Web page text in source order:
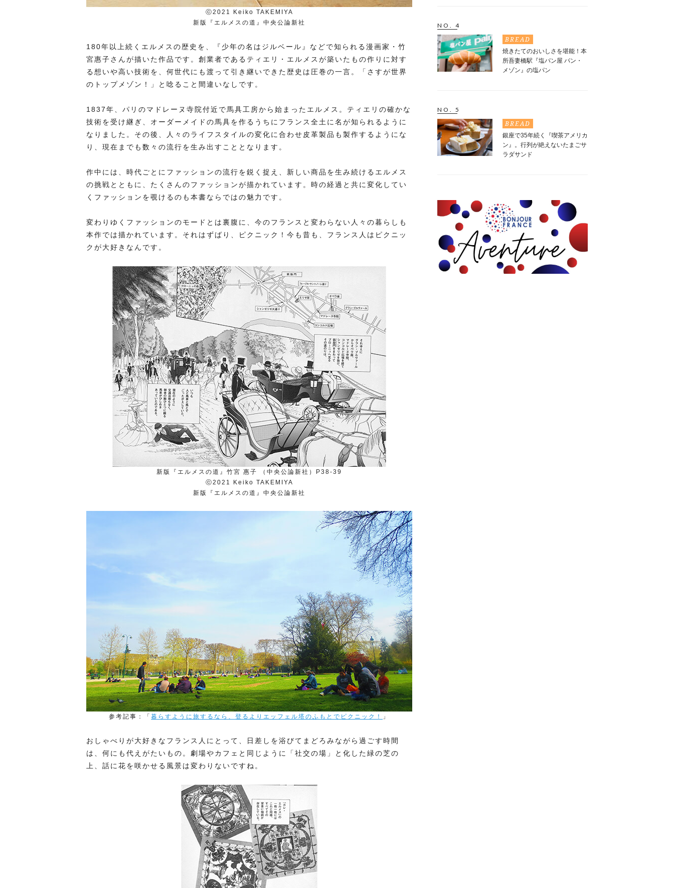
ⓒ2021 Keiko TAKEMIYA
新版『エルメスの道』中央公論新社
180年以上続くエルメスの歴史を、『少年の名はジルベール』などで知られる漫画家・竹
宮惠子さんが描いた作品です。創業者であるティエリ・エルメスが築いたもの作りに対す
る想いや高い技術を、何世代にも渡って引き継いできた歴史は圧巻の一言。「さすが世界
のトップメゾン！」と唸ること間違いなしです。
1837年、パリのマドレーヌ寺院付近で馬具工房から始まったエルメス。ティエリの確かな
技術を受け継ぎ、オーダーメイドの馬具を作るうちにフランス全土に名が知られるように
なりました。その後、人々のライフスタイルの変化に合わせ皮革製品も製作するようにな
り、現在までも数々の流行を生み出すこととなります。
作中には、時代ごとにファッションの流行を鋭く捉え、新しい商品を生み続けるエルメス
の挑戦とともに、たくさんのファッションが描かれています。時の経過と共に変化してい
くファッションを覗けるのも本書ならではの魅力です。
変わりゆくファッションのモードとは裏腹に、今のフランスと変わらない人々の暮らしも
本作では描かれています。それはずばり、ピクニック！今も昔も、フランス人はピクニッ
クが大好きなんです。
新版『エルメスの道』竹宮 惠子 （中央公論新社）P38-39
ⓒ2021 Keiko TAKEMIYA
新版『エルメスの道』中央公論新社
参考記事：「 暮らすように旅するなら、登るよりエッフェル塔のふもとでピクニック！ 」
おしゃべりが大好きなフランス人にとって、日差しを浴びてまどろみながら過ごす時間
は、何にも代えがたいもの。劇場やカフェと同じように「社交の場」と化した緑の芝の
上、話に花を咲かせる風景は変わりないですね。
NO. 4
BREAD
焼きたてのおいしさを堪能！本
所吾妻橋駅『塩パン屋 パン・
メゾン』の塩パン
NO. 5
BREAD
銀座で35年続く『喫茶アメリカ
ン』。行列が絶えないたまごサ
ラダサンド